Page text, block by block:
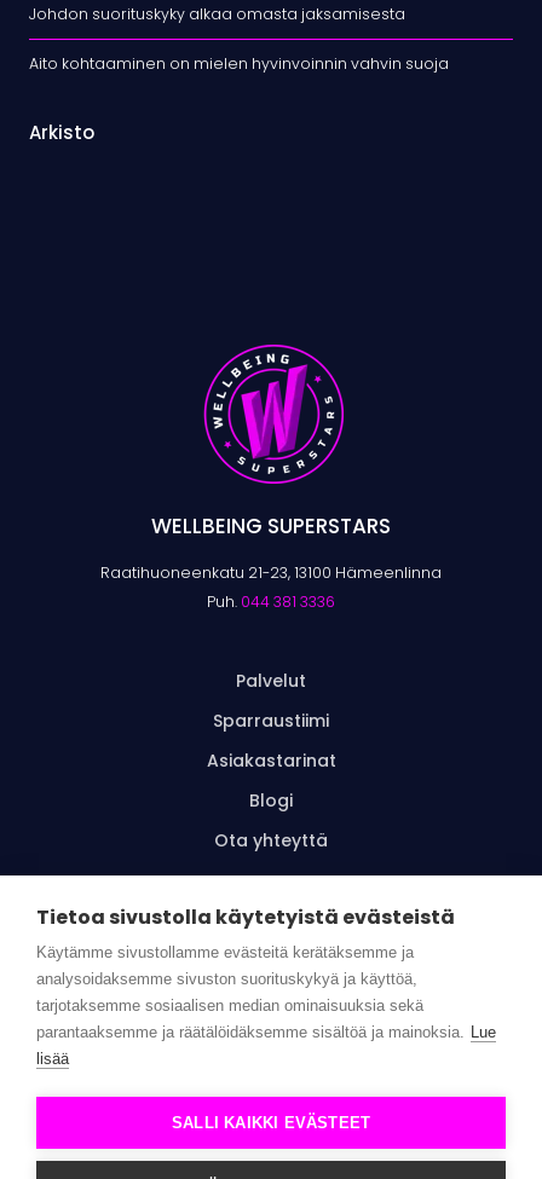
Johdon suorituskyky alkaa omasta jaksamisesta
Aito kohtaaminen on mielen hyvinvoinnin vahvin suoja
Arkisto
WELLBEING SUPERSTARS
Raatihuoneenkatu 21-23, 13100 Hämeenlinna
Puh. 044 381 3336
Palvelut
Sparraustiimi
Asiakastarinat
Blogi
Ota yhteyttä
Tilaa uutiskirje
© Wellbeing Superstars |Tietosuojaseloste |Toimitus- ja
Tietoa sivustolla käytetyistä evästeistä
Käytämme sivustollamme evästeitä kerätäksemme ja
analysoidaksemme sivuston suorituskykyä ja käyttöä,
tarjotaksemme sosiaalisen median ominaisuuksia sekä
parantaaksemme ja räätälöidäksemme sisältöä ja mainoksia. Lue
lisää
SALLI KAIKKI EVÄSTEET